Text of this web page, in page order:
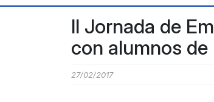
II Jornada de
con alumnos
27/02/2017